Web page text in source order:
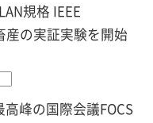
規格 IEEE
産の実証実験を開始
峰の国際会議FOCS